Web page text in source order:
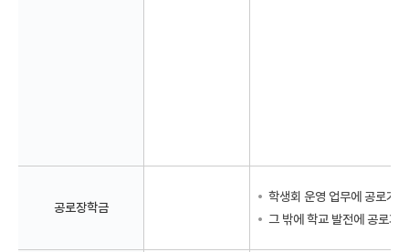
공로장학금
학생회 운영 업무에 공로가
그 밖에 학교 발전에 공로가